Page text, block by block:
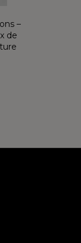
–
de